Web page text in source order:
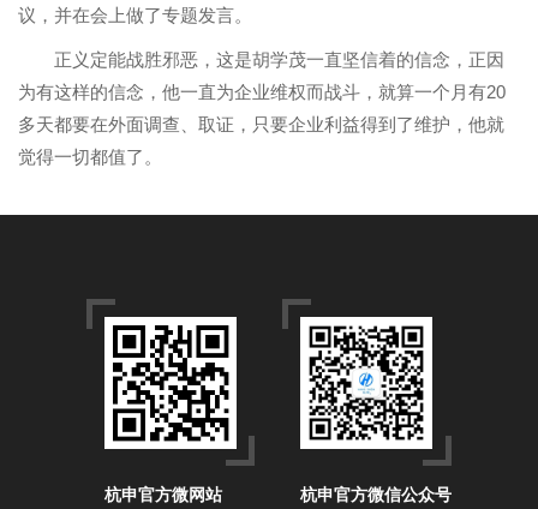
议，并在会上做了专题发言。
正义定能战胜邪恶，这是胡学茂一直坚信着的信念，正因
为有这样的信念，他一直为企业维权而战斗，就算一个月有20
多天都要在外面调查、取证，只要企业利益得到了维护，他就
觉得一切都值了。
杭申官方微网站 杭申官方微信公众号